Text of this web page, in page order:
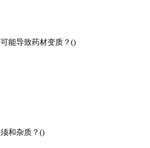
能导致药材变质？()
和杂质？()